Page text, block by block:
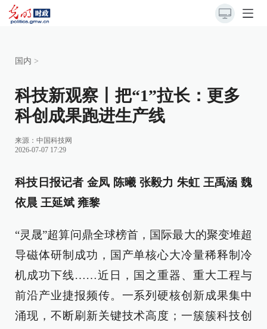
国内 >
科技新观察丨把“1”拉长：更多
科创成果跑进生产线
来源： 中国科技网
2026-07-07 17:29
科技日报记者 金凤 陈曦 张毅力 朱虹 王禹涵 魏
依晨 王延斌 雍黎
“灵晟”超算问鼎全球榜首，国际最大的聚变堆超
导磁体研制成功，国产单核心大冷量稀释制冷
机成功下线……近日，国之重器、重大工程与
前沿产业捷报频传。一系列硬核创新成果集中
涌现，不断刷新关键技术高度；一簇簇科技创